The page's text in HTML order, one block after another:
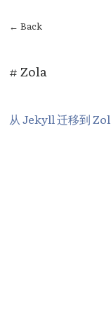
← Back
# Zola
从 Jekyll 迁移到